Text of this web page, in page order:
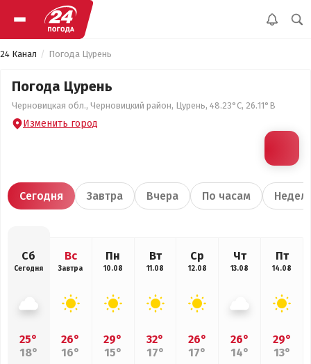
24 Канал Погода Цурень
Погода Цурень
Черновицкая обл., Черновицкий район, Цурень, 48.23°С, 26.11°В
Изменить город
Сегодня Завтра Вчера По часам
Сб
Сегодня
25°
18°
Вс
Завтра
26°
16°
Пн
10.08
29°
15°
Вт
11.08
32°
17°
Ср
12.08
26°
17°
Чт
13.08
26°
14°
Пт
14.08
29°
13°